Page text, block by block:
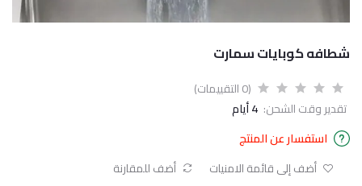
شطافه كوبايات سمارت
(0 التقييمات)
تقدير وقت الشحن: 4 أيام
استفسار عن المنتج
أضف إلى قائمة الامنيات
أضف للمقارنة